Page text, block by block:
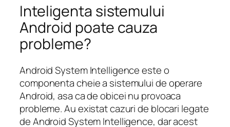
Inteligenta sistemului
Android poate cauza
probleme?
Android System Intelligence este o
componenta cheie a sistemului de operare
Android, asa ca de obicei nu provoaca
probleme. Au existat cazuri de blocari legate
de Android System Intelligence, dar acest